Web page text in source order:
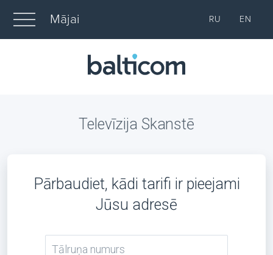
Mājai RU EN
Televīzija Skanstē
Pārbaudiet, kādi tarifi ir pieejami
Jūsu adresē